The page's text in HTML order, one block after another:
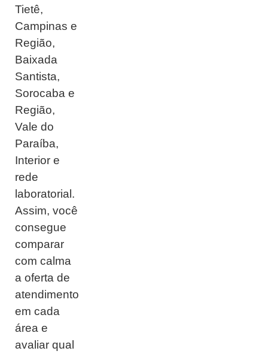
Tietê,
Campinas e
Região,
Baixada
Santista,
Sorocaba e
Região,
Vale do
Paraíba,
Interior e
rede
laboratorial.
Assim, você
consegue
comparar
com calma
a oferta de
atendimento
em cada
área e
avaliar qual